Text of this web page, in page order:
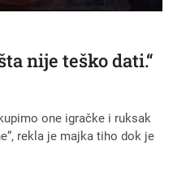
nije teško dati.“
one igračke i ruksak
rekla je majka tiho dok je